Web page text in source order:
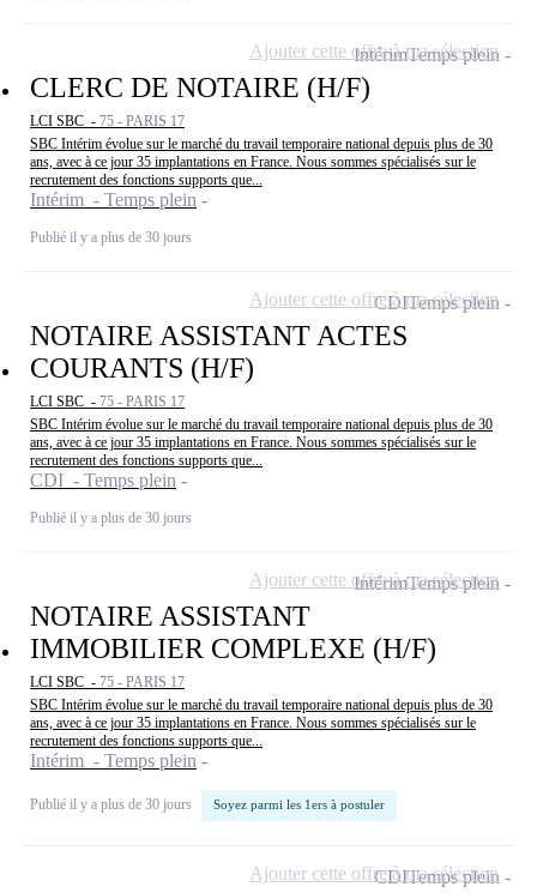
CLERC DE NOTAIRE (H/F)
LCI SBC - 75 - PARIS 17
SBC Intérim évolue sur le marché du travail temporaire national depuis plus de 30
ans, avec à ce jour 35 implantations en France. Nous sommes spécialisés sur le
recrutement des fonctions supports que...
Intérim - Temps plein
Publié il y a plus de 30 jours
IntérimTemps plein
Ajouter cette offre à ma sélection
NOTAIRE ASSISTANT ACTES
COURANTS (H/F)
LCI SBC - 75 - PARIS 17
SBC Intérim évolue sur le marché du travail temporaire national depuis plus de 30
ans, avec à ce jour 35 implantations en France. Nous sommes spécialisés sur le
recrutement des fonctions supports que...
CDI - Temps plein
Publié il y a plus de 30 jours
CDITemps plein
Ajouter cette offre à ma sélection
NOTAIRE ASSISTANT
IMMOBILIER COMPLEXE (H/F)
LCI SBC - 75 - PARIS 17
SBC Intérim évolue sur le marché du travail temporaire national depuis plus de 30
ans, avec à ce jour 35 implantations en France. Nous sommes spécialisés sur le
recrutement des fonctions supports que...
Intérim - Temps plein
Publié il y a plus de 30 jours Soyez parmi les 1ers à postuler
IntérimTemps plein
Ajouter cette offre à ma sélection
CDITemps plein
Ajouter cette offre à ma sélection